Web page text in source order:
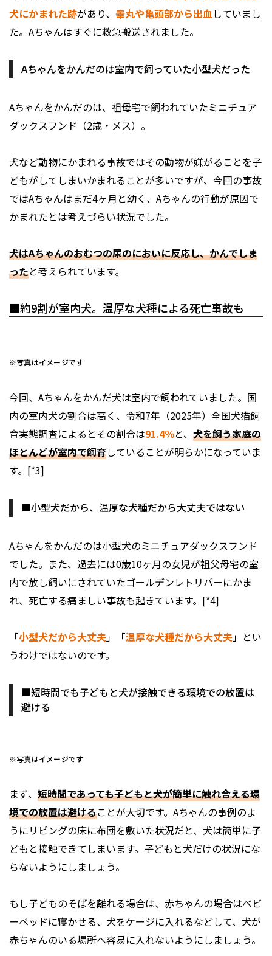
犬にかまれた跡があり、 睾丸や亀頭部から出血していまし
た。Aちゃんはすぐに救急搬送されました。
Aちゃんをかんだのは室内で飼っていた小型犬だった
Aちゃんをかんだのは、祖母宅で飼われていたミニチュア
ダックスフンド（2歳・メス）。
犬など動物にかまれる事故ではその動物が嫌がることを子
どもがしてしまいかまれることが多いですが、今回の事故
ではAちゃんはまだ4ヶ月と幼く、Aちゃんの行動が原因で
かまれたとは考えづらい状況でした。
犬はAちゃんのおむつの尿のにおいに反応し、かんでしま
ったと考えられています。
■約9割が室内犬。温厚な犬種による死亡事故も
※写真はイメージです
今回、Aちゃんをかんだ犬は室内で飼われていました。国
内の室内犬の割合は高く、令和7年（2025年）全国犬猫飼
育実態調査によるとその割合は91.4％と、 犬を飼う家庭の
ほとんどが室内で飼育していることが明らかになっていま
す。[*3]
■小型犬だから、温厚な犬種だから大丈夫ではない
Aちゃんをかんだのは小型犬のミニチュアダックスフンド
でした。また、過去には0歳10ヶ月の女児が祖父母宅の室
内で放し飼いにされていたゴールデンレトリバーにかま
れ、死亡する痛ましい事故も起きています。[*4]
「小型犬だから大丈夫」「温厚な犬種だから大丈夫」とい
うわけではないのです。
■短時間でも子どもと犬が接触できる環境での放置は
避ける
※写真はイメージです
まず、 短時間であっても子どもと犬が簡単に触れ合える環
境での放置は避けることが大切です。Aちゃんの事例のよ
うにリビングの床に布団を敷いた状況だと、犬は簡単に子
どもと接触できてしまいます。子どもと犬だけの状況にな
らないようにしましょう。
もし子どものそばを離れる場合は、赤ちゃんの場合はベビ
ーベッドに寝かせる、犬をケージに入れるなどして、犬が
赤ちゃんのいる場所へ容易に入れないようにしましょう。